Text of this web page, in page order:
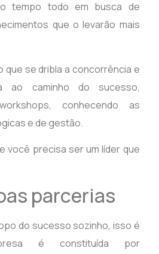
tempo todo em busca de
que o levarão mais
que se dribla a concorrência e
ao caminho do sucesso,
conhecendo as
e de gestão.
você precisa ser um líder que
parcerias
do sucesso sozinho, isso é
é constituída por